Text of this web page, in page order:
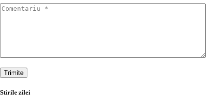
Trimite
Stirile zilei